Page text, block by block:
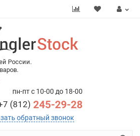
России.
пн-пт с 10-00 до 18-00
(812) 245-29-28
обратный звонок